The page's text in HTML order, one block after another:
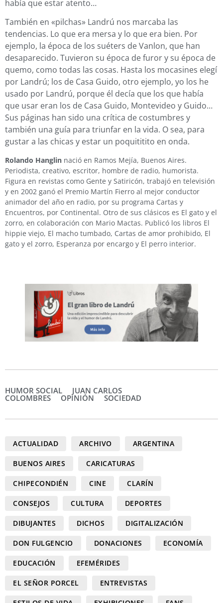
había que estar atento…
También en «pilchas» Landrú nos marcaba las
tendencias. Lo que era mersa y lo que era bien. Por
ejemplo, la época de los suéters de Vanlon, que han
desaparecido. Tuvieron su época de furor y su época de
quemo, como todas las cosas. Hasta los mocasines elegí
por Landrú; los de Casa Guido, otro ejemplo, yo los he
usado por Landrú, porque él decía que los que había
que usar eran los de Casa Guido, Montevideo y Guido…
Sus páginas han sido una crítica de costumbres y
también una guía para triunfar en la vida. O sea, para
gustar a las chicas y estar un poquititito en onda.
Rolando Hanglin nació en Ramos Mejía, Buenos Aires.
Periodista, creativo, escritor, hombre de radio, humorista.
Figura en revistas como Gente y Satiricón, trabajó en televisión
y en 2002 ganó el Premio Martín Fierro al mejor conductor
animador del año en radio, por su programa Cartas y
Encuentros, por Continental. Otro de sus clásicos es El gato y el
zorro, en colaboración con Mario Mactas. Publicó los libros El
hippie viejo, El macho tumbado, Cartas de amor prohibido, El
gato y el zorro, Esperanza por encargo y El perro interior.
HUMOR SOCIAL JUAN CARLOS
COLOMBRES OPINIÓN SOCIEDAD
ACTUALIDAD ARCHIVO ARGENTINA
BUENOS AIRES CARICATURAS
CHIPECONDIÉN CINE CLARÍN
CONSEJOS CULTURA DEPORTES
DIBUJANTES DICHOS DIGITALIZACIÓN
DON FULGENCIO DONACIONES ECONOMÍA
EDUCACIÓN EFEMÉRIDES
EL SEÑOR PORCEL ENTREVISTAS